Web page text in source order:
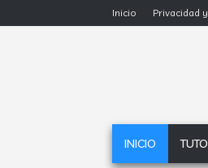
Inicio Privacidad
INICIO